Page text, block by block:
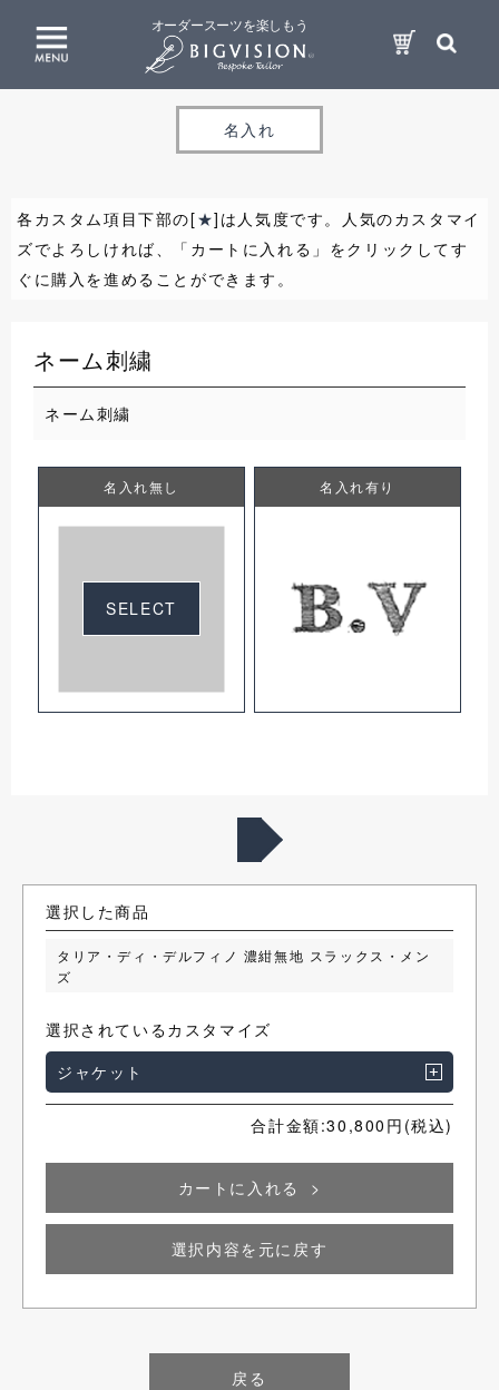
オーダースーツを楽しもう
名入れ
各カスタム項目下部の[★]は人気度です。人気のカスタマイ
ズでよろしければ、「カートに入れる」をクリックしてす
ぐに購入を進めることができます。
ネーム刺繍
ネーム刺繍
名入れ無し
SELECT
名入れ有り
選択した商品
タリア・ディ・デルフィノ 濃紺無地 スラックス・メン
ズ
選択されているカスタマイズ
ジャケット
合計金額:30,800 円(税込)
カートに入れる
選択内容を元に戻す
戻る